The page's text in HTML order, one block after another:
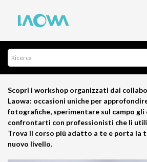
Scopri i workshop organizzati dai
Laowa: occasioni uniche per
fotografiche, sperimentare sul campo
confrontarti con professionisti che li
Trova il corso più adatto a te e porta la
nuovo livello.